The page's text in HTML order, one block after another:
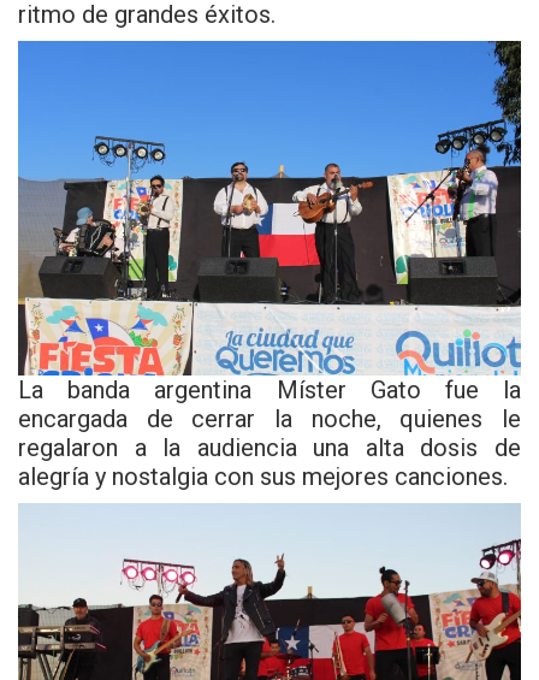
ritmo de grandes éxitos.
La banda argentina Míster Gato fue la
encargada de cerrar la noche, quienes le
regalaron a la audiencia una alta dosis de
alegría y nostalgia con sus mejores canciones.